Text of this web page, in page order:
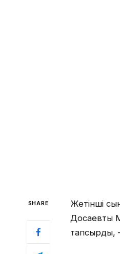
SHARE
Жетінші
Досаевты
тапсырды,